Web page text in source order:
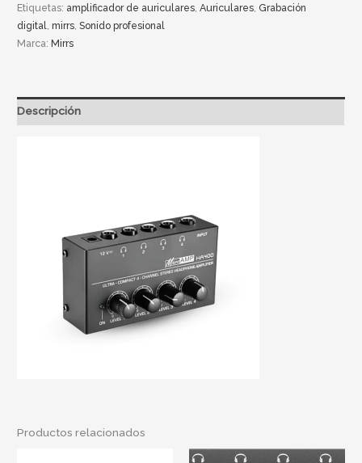
Etiquetas: amplificador de auriculares ,Auriculares Grabación
digital
,mirrs ,Sonido profesional
Marca:Mirrs
Descripción
Productos relacionados